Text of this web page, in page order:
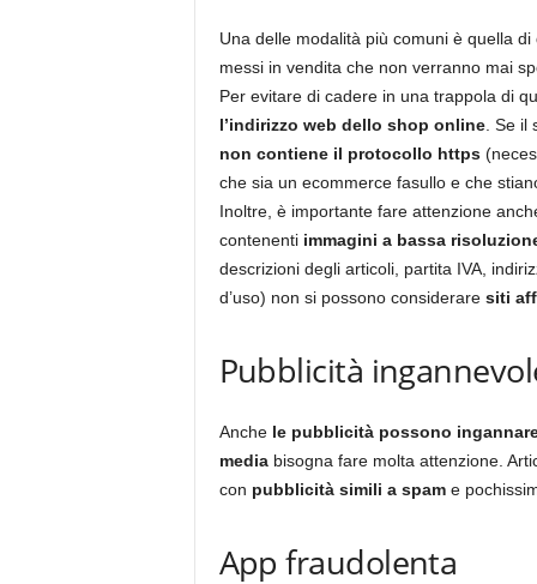
Una delle modalità più comuni è quella di
messi in vendita che non verranno mai
Per evitare di cadere in una trappola di
l’indirizzo web dello shop online. Se il
non contiene il protocollo https
che sia un ecommerce fasullo e che
Inoltre, è importante fare attenzione
contenenti immagini a bassa
descrizioni degli articoli, partita IVA,
d’uso) non si possono considerare siti
Pubblicità
Anche le pubblicità possono
mediabisogna fare molta attenzione.
con pubblicità simili a spame
App fraudolenta